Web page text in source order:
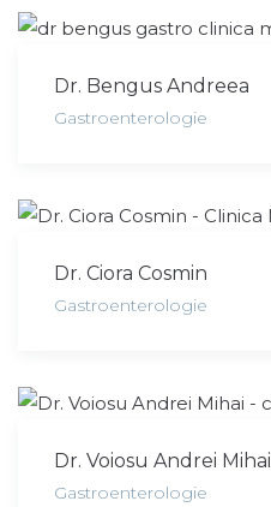
Dr. Bengus Andreea
Gastroenterologie
Dr. Ciora Cosmin
Gastroenterologie
Dr. Voiosu Andrei Mihai
Gastroenterologie